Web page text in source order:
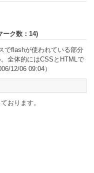
ク数： 14)
でflashが使われている部分
全体的にはCSSとHTMLで
12/06 09:04）
おります。